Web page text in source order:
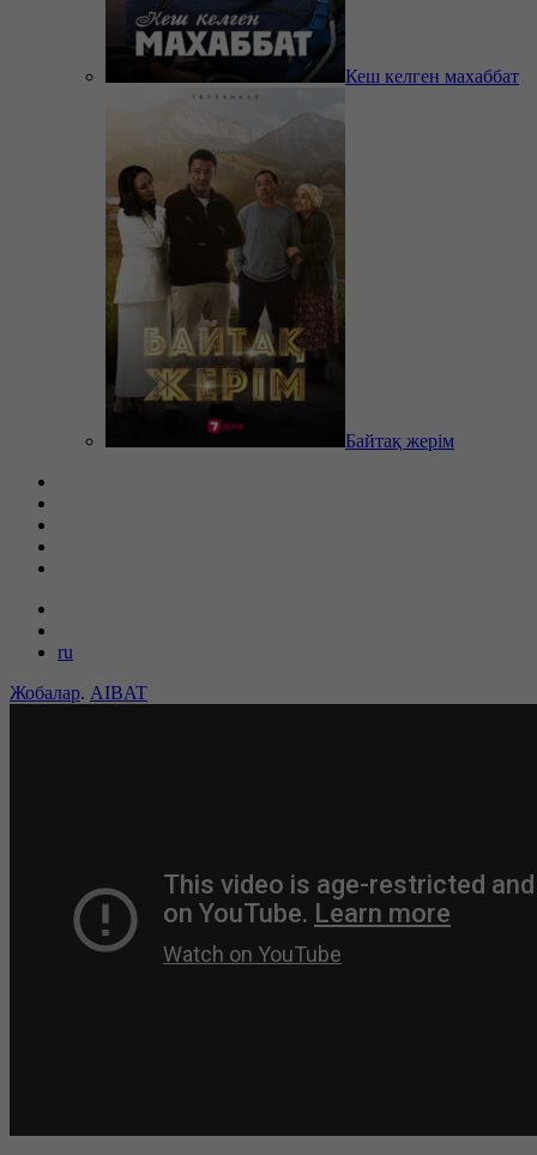
Кеш келген махаббат
Байтақ жерім
ru
Жобалар. AIBAT